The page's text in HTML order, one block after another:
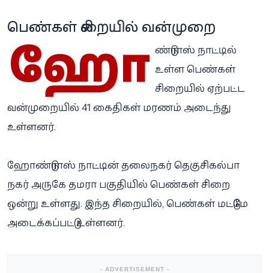
பெண்கள் சிறையில் வன்முறை
ஹோ ண்டுராஸ் நாட்டில்
உள்ள பெண்கள்
சிறையில் ஏற்பட்ட
வன்முறையில் 41 கைதிகள் மரணம் அடைந்து
உள்ளனர்.
ஹோண்டுராஸ் நாட்டின் தலைநகர் தெகுசிகல்பா
நகர் அருகே தமரா பகுதியில் பெண்கள் சிறை
ஒன்று உள்ளது. இந்த சிறையில், பெண்கள் மட்டுமே
அடைக்கப்பட்டு உள்ளனர்.
- ADVERTISEMENT -